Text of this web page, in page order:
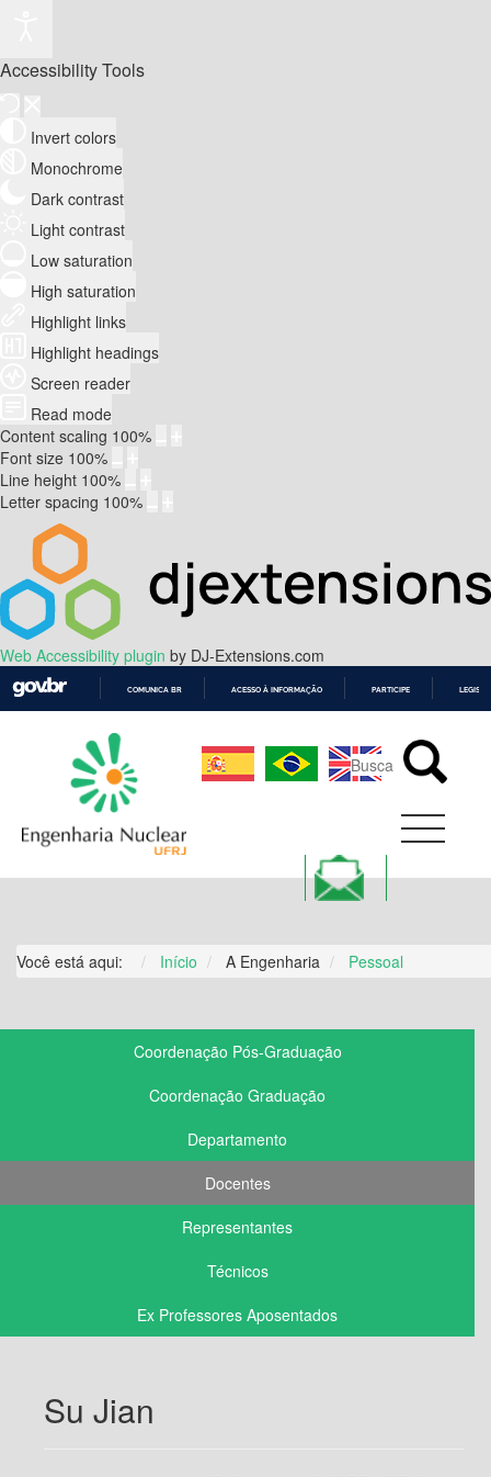
Accessibility Tools
Invert colors
Monochrome
Dark contrast
Light contrast
Low saturation
High saturation
Highlight links
Highlight headings
Screen reader
Read mode
Content scaling 100%
Font size 100%
Line height 100%
Letter spacing 100%
Web Accessibility plugin by DJ-Extensions.com
CONTEÚDO
COMUNICA BR ACESSO À INFORMAÇÃO PARTICIPE
Você está aqui: Início A Engenharia Pessoal
Coordenação Pós-Graduação
Coordenação Graduação
Departamento
Docentes
Representantes
Técnicos
Ex Professores Aposentados
Su Jian